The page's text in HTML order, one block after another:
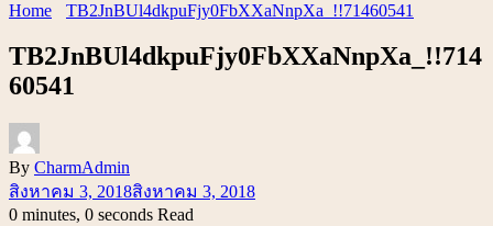
Home TB2JnBUl4dkpuFjy0FbXXaNnpXa_!!71460541
TB2JnBUl4dkpuFjy0FbXXaNnpXa_!!714
60541
By CharmAdmin
สิงหาคม 3, 2018สิงหาคม 3, 2018
0 minutes, 0 seconds Read